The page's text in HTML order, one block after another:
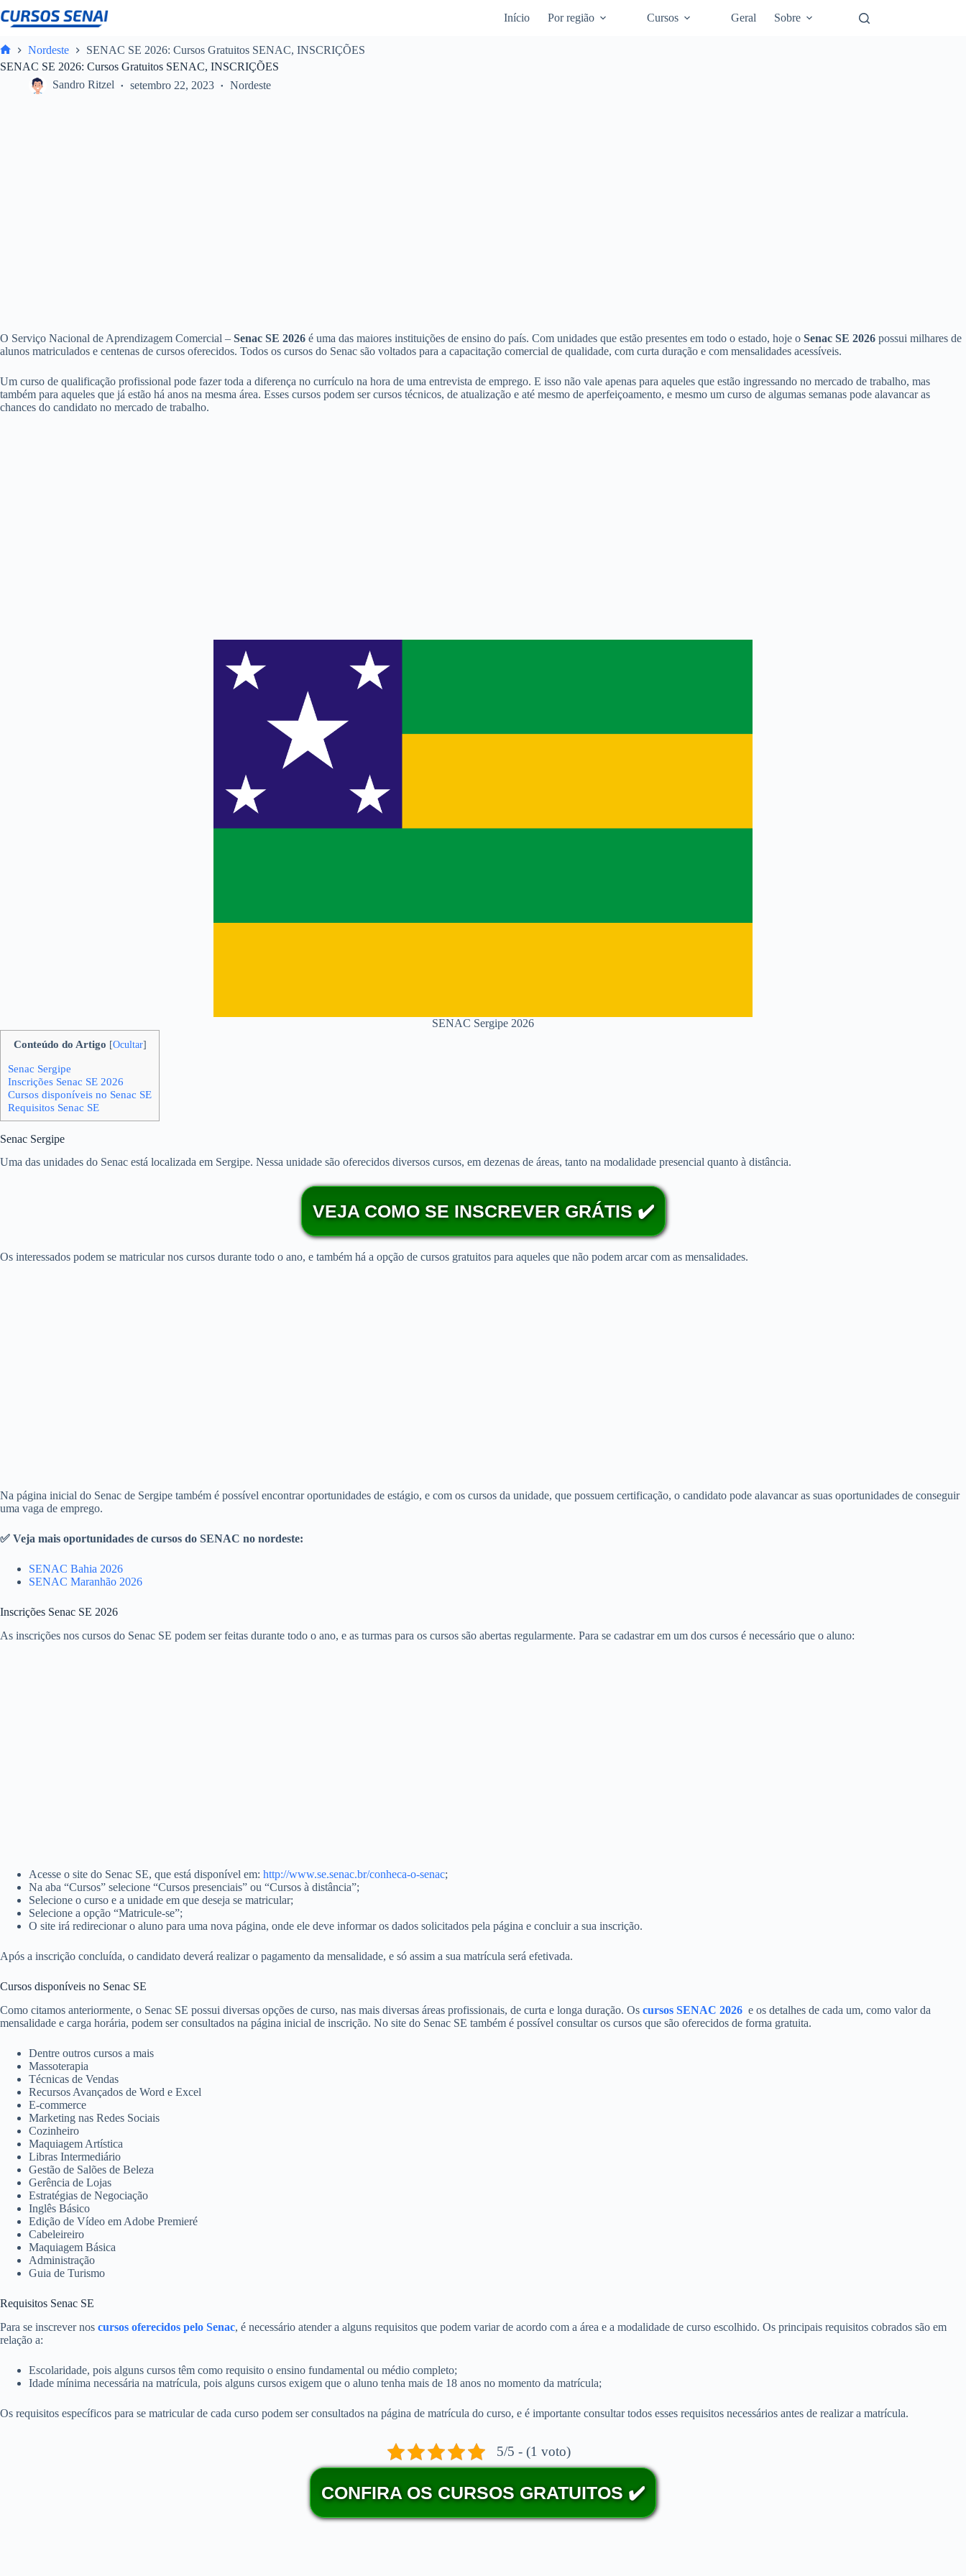
para
conteúdo
Início Por região Cursos Geral Sobre
Home
Nordeste
SENAC SE 2026: Cursos Gratuitos SENAC, INSCRIÇÕES
SENAC SE 2026: Cursos Gratuitos SENAC, INSCRIÇÕES
Sandro Ritzel
setembro 22, 2023 Nordeste
O Serviço Nacional de Aprendizagem Comercial – Senac SE 2026 é uma das maiores instituições de ensino do país. Com unidades que estão presentes em todo o estado, hoje o Senac SE 2026 possui milhares de
alunos matriculados e centenas de cursos oferecidos. Todos os cursos do Senac são voltados para a capacitação comercial de qualidade, com curta duração e com mensalidades acessíveis.
Um curso de qualificação profissional pode fazer toda a diferença no currículo na hora de uma entrevista de emprego. E isso não vale apenas para aqueles que estão ingressando no mercado de trabalho, mas
também para aqueles que já estão há anos na mesma área. Esses cursos podem ser cursos técnicos, de atualização e até mesmo de aperfeiçoamento, e mesmo um curso de algumas semanas pode alavancar as
chances do candidato no mercado de trabalho.
SENAC Sergipe 2026
Conteúdo do Artigo [Ocultar]
Senac Sergipe
Inscrições Senac SE 2026
Cursos disponíveis no Senac SE
Requisitos Senac SE
Senac Sergipe
Uma das unidades do Senac está localizada em Sergipe. Nessa unidade são oferecidos diversos cursos, em dezenas de áreas, tanto na modalidade presencial quanto à distância.
VEJA COMO SE INSCREVER GRÁTIS ✔️
Os interessados podem se matricular nos cursos durante todo o ano, e também há a opção de cursos gratuitos para aqueles que não podem arcar com as mensalidades.
Na página inicial do Senac de Sergipe também é possível encontrar oportunidades de estágio, e com os cursos da unidade, que possuem certificação, o candidato pode alavancar as suas oportunidades de conseguir
uma vaga de emprego.
✅ Veja mais oportunidades de cursos do SENAC no nordeste:
SENAC Bahia 2026
SENAC Maranhão 2026
Inscrições Senac SE 2026
As inscrições nos cursos do Senac SE podem ser feitas durante todo o ano, e as turmas para os cursos são abertas regularmente. Para se cadastrar em um dos cursos é necessário que o aluno:
Acesse o site do Senac SE, que está disponível em: http://www.se.senac.br/conheca-o-senac;
Na aba “Cursos” selecione “Cursos presenciais” ou “Cursos à distância”;
Selecione o curso e a unidade em que deseja se matricular;
Selecione a opção “Matricule-se”;
O site irá redirecionar o aluno para uma nova página, onde ele deve informar os dados solicitados pela página e concluir a sua inscrição.
Após a inscrição concluída, o candidato deverá realizar o pagamento da mensalidade, e só assim a sua matrícula será efetivada.
Cursos disponíveis no Senac SE
Como citamos anteriormente, o Senac SE possui diversas opções de curso, nas mais diversas áreas profissionais, de curta e longa duração. Os cursos SENAC 2026 e os detalhes de cada um, como valor da
mensalidade e carga horária, podem ser consultados na página inicial de inscrição. No site do Senac SE também é possível consultar os cursos que são oferecidos de forma gratuita.
Dentre outros cursos a mais
Massoterapia
Técnicas de Vendas
Recursos Avançados de Word e Excel
E-commerce
Marketing nas Redes Sociais
Cozinheiro
Maquiagem Artística
Libras Intermediário
Gestão de Salões de Beleza
Gerência de Lojas
Estratégias de Negociação
Inglês Básico
Edição de Vídeo em Adobe Premieré
Cabeleireiro
Maquiagem Básica
Administração
Guia de Turismo
Requisitos Senac SE
Para se inscrever nos cursos oferecidos pelo Senac, é necessário atender a alguns requisitos que podem variar de acordo com a área e a modalidade de curso escolhido. Os principais requisitos cobrados são em
relação a:
Escolaridade, pois alguns cursos têm como requisito o ensino fundamental ou médio completo;
Idade mínima necessária na matrícula, pois alguns cursos exigem que o aluno tenha mais de 18 anos no momento da matrícula;
Os requisitos específicos para se matricular de cada curso podem ser consultados na página de matrícula do curso, e é importante consultar todos esses requisitos necessários antes de realizar a matrícula.
5/5 - (1 voto)
CONFIRA OS CURSOS GRATUITOS ✔️